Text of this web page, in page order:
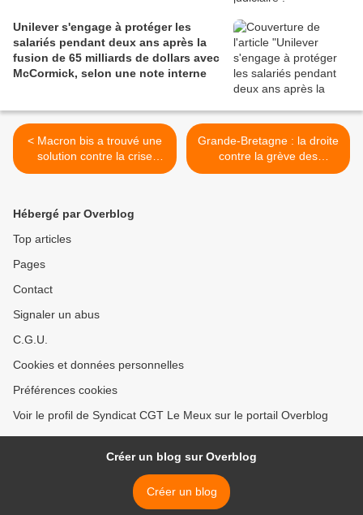
Unilever s'engage à protéger les
salariés pendant deux ans après la
fusion de 65 milliards de dollars avec
McCormick, selon une note interne
< Macron bis a trouvé une
solution contre la crise
hospitalière, notamment
Grande-Bretagne : la droite
contre la grève des
cheminots ... assimilée à
Hébergé par Overblog
Top articles
Pages
Contact
Signaler un abus
C.G.U.
Cookies et données personnelles
Préférences cookies
Voir le profil de Syndicat CGT Le Meux sur le portail Overblog
Créer un blog sur Overblog
Créer un blog